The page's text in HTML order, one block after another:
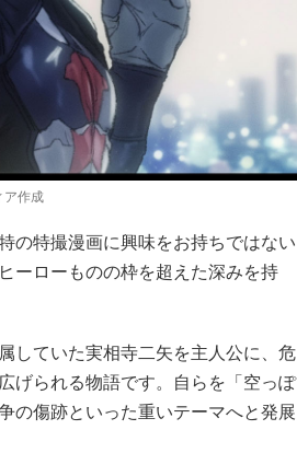
ア作成
の特撮漫画に興味をお持ちではない
ーローものの枠を超えた深みを持
していた実相寺二矢を主人公に、危
げられる物語です。自らを「空っぽ
の傷跡といった重いテーマへと発展